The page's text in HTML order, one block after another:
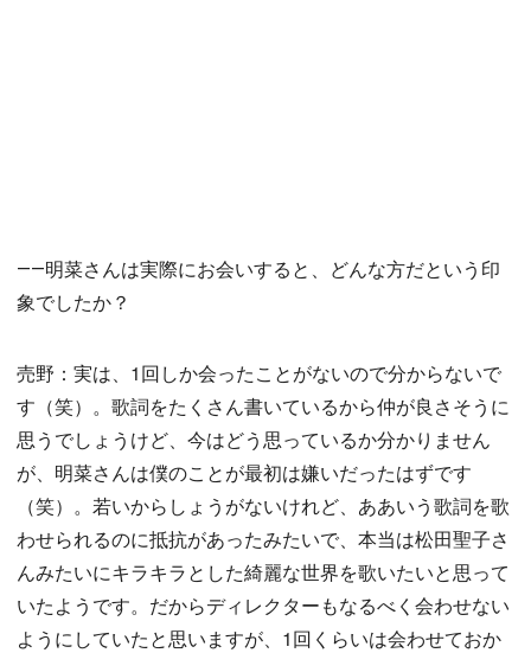
――明菜さんは実際にお会いすると、どんな方だという印
象でしたか？
売野：実は、1回しか会ったことがないので分からないで
す（笑）。歌詞をたくさん書いているから仲が良さそうに
思うでしょうけど、今はどう思っているか分かりません
が、明菜さんは僕のことが最初は嫌いだったはずです
（笑）。若いからしょうがないけれど、ああいう歌詞を歌
わせられるのに抵抗があったみたいで、本当は松田聖子さ
んみたいにキラキラとした綺麗な世界を歌いたいと思って
いたようです。だからディレクターもなるべく会わせない
ようにしていたと思いますが、1回くらいは会わせておか